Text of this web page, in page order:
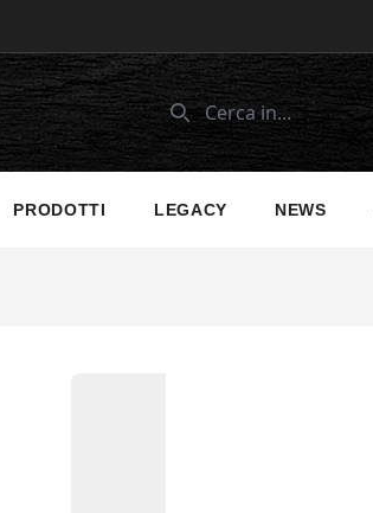
PRODOTTI LEGACY NEWS